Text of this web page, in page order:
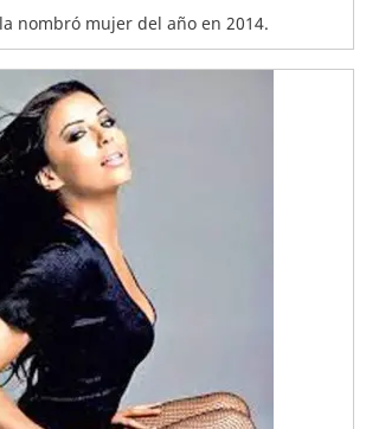
nombró mujer del año en 2014.